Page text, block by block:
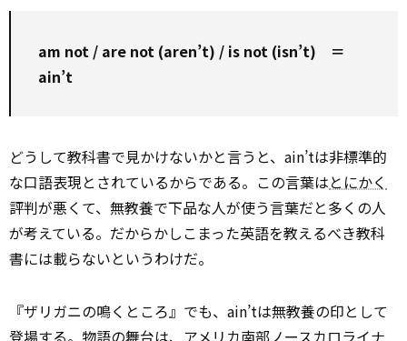
am not / are not (aren’t) / is not (isn’t) ＝
ain’t
どうして教科書で見かけないかと言うと、ain’tは非標準的
な口語表現とされているからである。この言葉はとにかく
評判が悪くて、無教養で下品な人が使う言葉だと多くの人
が考えている。だからかしこまった英語を教えるべき教科
書には載らないというわけだ。
『ザリガニの鳴くところ』でも、ain’tは無教養の印として
登場する。物語の舞台は、アメリカ南部ノースカロライナ